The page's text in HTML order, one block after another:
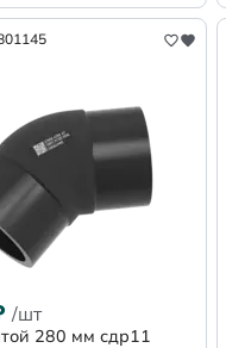
/шт
280 мм сдр11